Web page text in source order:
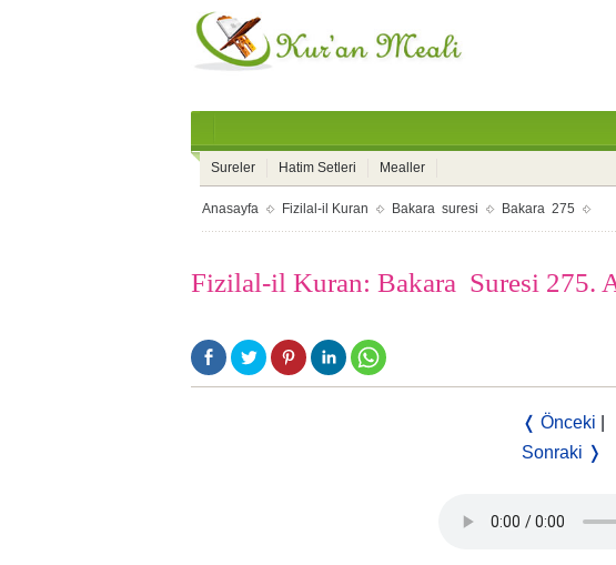
Sureler Hatim Setleri Mealler
Anasayfa Fizilal-il Kuran Bakara suresi Bakara 275
Fizilal-il Kuran: Bakara Suresi 275.
❬ Önceki
Sonraki ❭